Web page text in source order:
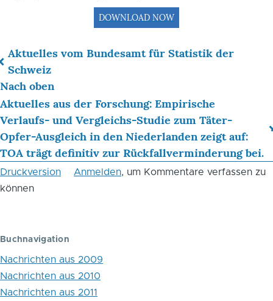
DOWNLOAD NOW
Links
für
das
Blättern
im
Buch
den
USA:
45
Aktuelles vom Bundesamt für Statistik der
Schweiz
Nach oben
Aktuelles aus der Forschung: Empirische
Verlaufs- und Vergleichs-Studie zum Täter-
Opfer-Ausgleich in den Niederlanden zeigt auf:
TOA trägt definitiv zur Rückfallverminderung bei.
Druckversion Anmelden, um Kommentare verfassen zu
können
Buchnavigation
Nachrichten aus 2009
Nachrichten aus 2010
Nachrichten aus 2011